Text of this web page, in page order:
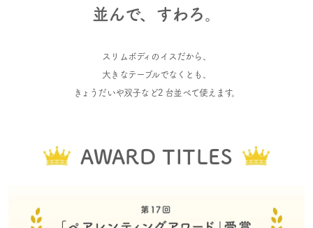
並んで、すわろ。
スリムボディのイスだから、
大きなテーブルでなくとも、
きょうだいや双子など2 台並べて使えます。
AWARD TITLES